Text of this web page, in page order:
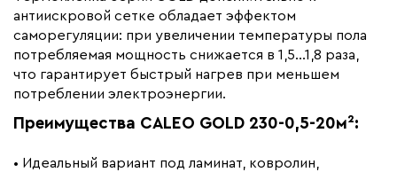
антиискровой сетке обладает эффектом
саморегуляции: при увеличении температуры пола
потребляемая мощность снижается в 1,5...1,8 раза,
что гарантирует быстрый нагрев при меньшем
потреблении электроэнергии.
Преимущества CALEO GOLD 230-0,5-20м²:
• Идеальный вариант под ламинат, ковролин,